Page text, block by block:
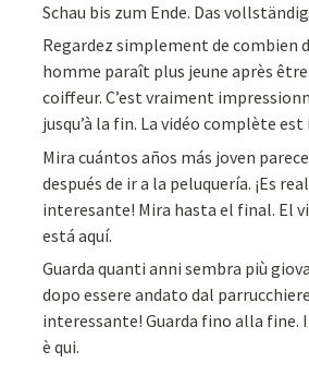
Schau bis zum Ende. Das
Regardez simplement de combien
homme paraît plus jeune après
coiffeur. C’est vraiment
jusqu’à la fin. La vidéo complète est
Mira cuántos años más joven
después de ir a la peluquería. ¡Es
interesante! Mira hasta el final. El
está aquí.
Guarda quanti anni sembra più
dopo essere andato dal
interessante! Guarda fino alla fine.
è qui.